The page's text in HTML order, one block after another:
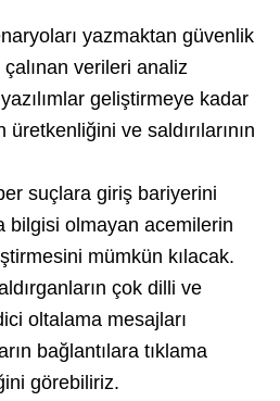
yazmaktan güvenlik
çalınan verileri analiz
geliştirmeye kadar
ve saldırılarının
suçlara giriş bariyerini
bilgisi olmayan acemilerin
mümkün kılacak.
çok dilli ve
oltalama mesajları
bağlantılara tıklama
görebiliriz.